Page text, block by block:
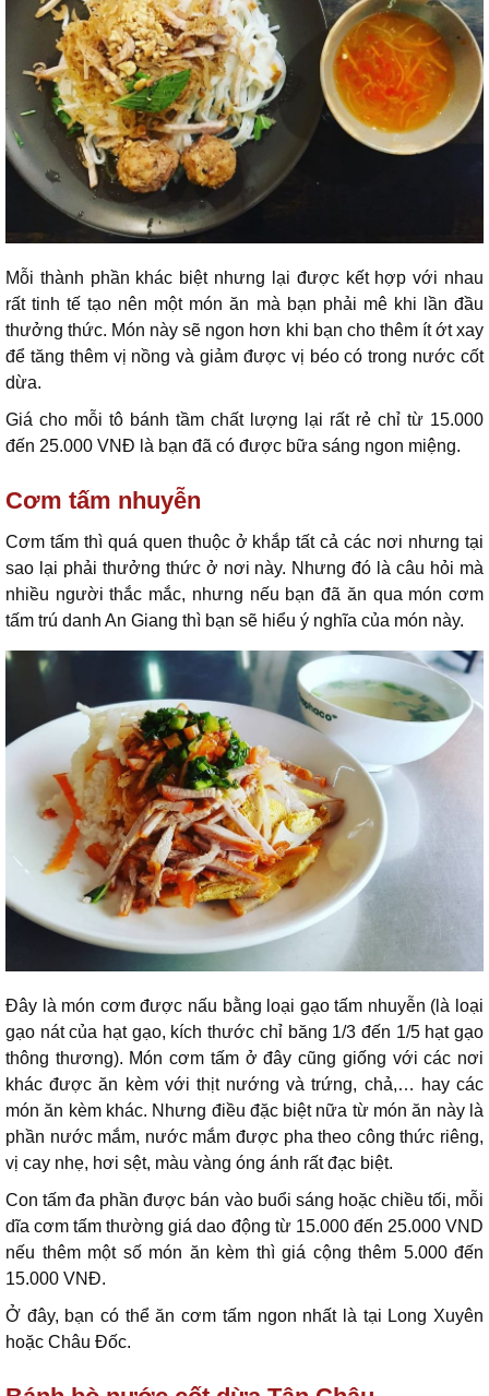
Mỗi thành phần khác biệt nhưng lại được kết hợp với nhau
rất tinh tế tạo nên một món ăn mà bạn phải mê khi lần đầu
thưởng thức. Món này sẽ ngon hơn khi bạn cho thêm ít ớt xay
để tăng thêm vị nồng và giảm được vị béo có trong nước cốt
dừa.
Giá cho mỗi tô bánh tầm chất lượng lại rất rẻ chỉ từ 15.000
đến 25.000 VNĐ là bạn đã có được bữa sáng ngon miệng.
Cơm tấm nhuyễn
Cơm tấm thì quá quen thuộc ở khắp tất cả các nơi nhưng tại
sao lại phải thưởng thức ở nơi này. Nhưng đó là câu hỏi mà
nhiều người thắc mắc, nhưng nếu bạn đã ăn qua món cơm
tấm trú danh An Giang thì bạn sẽ hiểu ý nghĩa của món này.
Đây là món cơm được nấu bằng loại gạo tấm nhuyễn (là loại
gạo nát của hạt gạo, kích thước chỉ băng 1/3 đến 1/5 hạt gạo
thông thương). Món cơm tấm ở đây cũng giống với các nơi
khác được ăn kèm với thịt nướng và trứng, chả,… hay các
món ăn kèm khác. Nhưng điều đặc biệt nữa từ món ăn này là
phần nước mắm, nước mắm được pha theo công thức riêng,
vị cay nhẹ, hơi sệt, màu vàng óng ánh rất đạc biệt.
Con tấm đa phần được bán vào buổi sáng hoặc chiều tối, mỗi
dĩa cơm tấm thường giá dao động từ 15.000 đến 25.000 VND
nếu thêm một số món ăn kèm thì giá cộng thêm 5.000 đến
15.000 VNĐ.
Ở đây, bạn có thể ăn cơm tấm ngon nhất là tại Long Xuyên
hoặc Châu Đốc.